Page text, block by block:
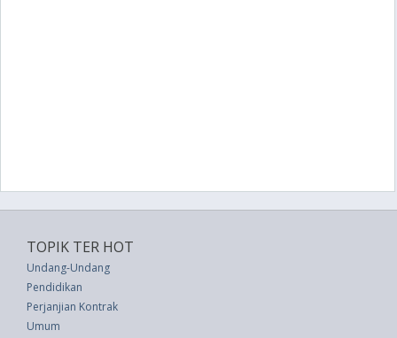
TOPIK TER HOT
Undang-Undang
Pendidikan
Perjanjian Kontrak
Umum